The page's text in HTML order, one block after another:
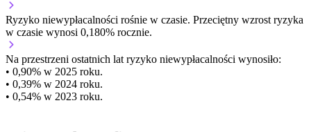
Ryzyko niewypłacalności rośnie w czasie. Przeciętny wzrost ryzyka
w czasie wynosi 0,180% rocznie.
Na przestrzeni ostatnich lat ryzyko niewypłacalności wynosiło:
• 0,90% w 2025 roku.
• 0,39% w 2024 roku.
• 0,54% w 2023 roku.